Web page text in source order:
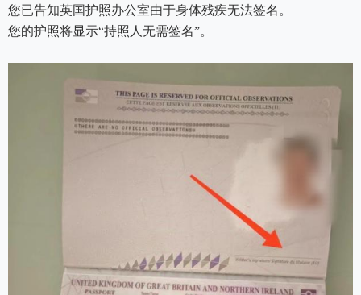
您已告知英国护照办公室由于身体残疾无法签名。
您的护照将显示“持照人无需签名”。